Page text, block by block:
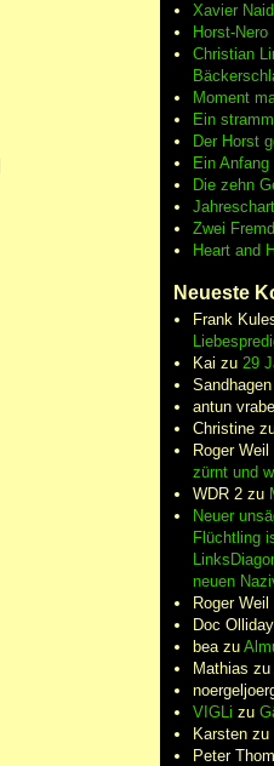
Xavier
Horst-Nero
Christian
Moment
Ein
Der Horst
Ein Anfang
Die zehn
Zwei
Heart and
Neueste
Frank
Kai zu 29
Sandhagen
antun
Christine
Roger Weil
zürnt und
WDR 2zu
Neuer
Flüchtling
neuen
Roger Weil
Doc Olliday
beazu
Mathias zu
VIGLi zu
Karstenzu
Peter